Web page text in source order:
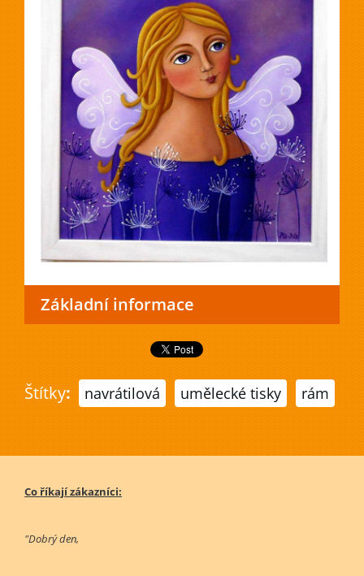
Základní informace
Štítky: navrátilová umělecké tisky rám
Co říkají zákazníci:
"Dobrý den,